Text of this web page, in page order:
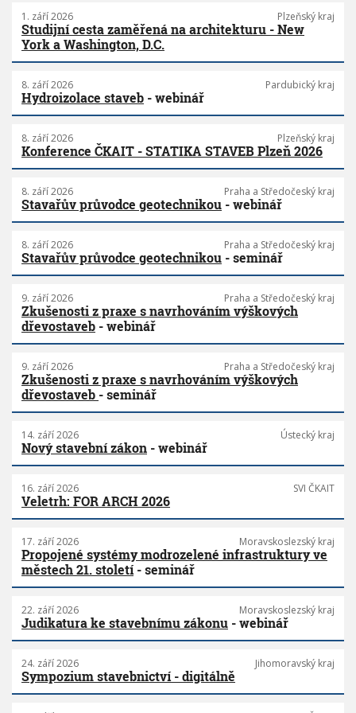
1. září 2026 Plzeňský kraj
Studijní cesta zaměřená na architekturu - New
York a Washington, D.C.
8. září 2026 Pardubický kraj
Hydroizolace staveb - webinář
8. září 2026 Plzeňský kraj
Konference ČKAIT - STATIKA STAVEB Plzeň 2026
8. září 2026 Praha a Středočeský kraj
Stavařův průvodce geotechnikou - webinář
8. září 2026 Praha a Středočeský kraj
Stavařův průvodce geotechnikou - seminář
9. září 2026 Praha a Středočeský kraj
Zkušenosti z praxe s navrhováním výškových
dřevostaveb - webinář
9. září 2026 Praha a Středočeský kraj
Zkušenosti z praxe s navrhováním výškových
dřevostaveb - seminář
14. září 2026 Ústecký kraj
Nový stavební zákon - webinář
16. září 2026 SVI ČKAIT
Veletrh: FOR ARCH 2026
17. září 2026 Moravskoslezský kraj
Propojené systémy modrozelené infrastruktury ve
městech 21. století- seminář
22. září 2026 Moravskoslezský kraj
Judikatura ke stavebnímu zákonu - webinář
24. září 2026 Jihomoravský kraj
Sympozium stavebnictví - digitálně